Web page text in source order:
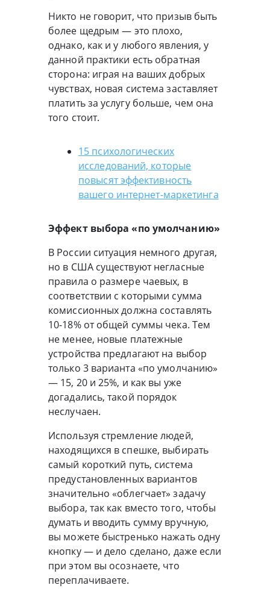
Никто не говорит, что призыв быть
более щедрым — это плохо,
однако, как и у любого явления, у
данной практики есть обратная
сторона: играя на ваших добрых
чувствах, новая система заставляет
платить за услугу больше, чем она
того стоит.
15 психологических
исследований, которые
повысят эффективность
вашего интернет-маркетинга
Эффект выбора «по умолчанию»
В России ситуация немного другая,
но в США существуют негласные
правила о размере чаевых, в
соответствии с которыми сумма
комиссионных должна составлять
10-18% от общей суммы чека. Тем
не менее, новые платежные
устройства предлагают на выбор
только 3 варианта «по умолчанию»
— 15, 20 и 25%, и как вы уже
догадались, такой порядок
неслучаен.
Используя стремление людей,
находящихся в спешке, выбирать
самый короткий путь, система
предустановленных вариантов
значительно «облегчает» задачу
выбора, так как вместо того, чтобы
думать и вводить сумму вручную,
вы можете быстренько нажать одну
кнопку — и дело сделано, даже если
при этом вы осознаете, что
переплачиваете.